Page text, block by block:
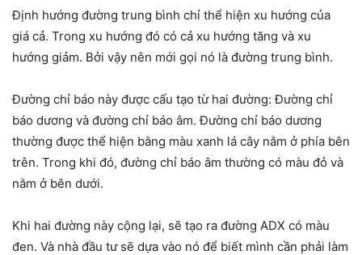
Định hướng đường trung bình chỉ thể hiện xu hướng của
giá cả. Trong xu hướng đó có cả xu hướng tăng và xu
hướng giảm. Bởi vậy nên mới gọi nó là đường trung bình.
Đường chỉ báo này được cấu tạo từ hai đường: Đường chỉ
báo dương và đường chỉ báo âm. Đường chỉ báo dương
thường được thể hiện bằng màu xanh lá cây nằm ở phía bên
trên. Trong khi đó, đường chỉ báo âm thường có màu đỏ và
nằm ở bên dưới.
Khi hai đường này cộng lại, sẽ tạo ra đường ADX có màu
đen. Và nhà đầu tư sẽ dựa vào nó để biết mình cần phải làm